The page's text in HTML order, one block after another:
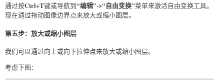
通过按Ctrl+T键或导航到“编辑”->“自由变换”菜单来激活自由变换工具。
现在通过拖动图像边界点来放大或缩小图层。
第五步：放大或缩小图层
我们可以通过向上或向下拉伸点来放大或缩小图层。
考虑下图：